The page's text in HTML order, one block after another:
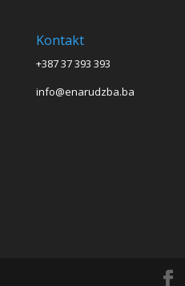
Kontakt
+387 37 393 393
info@enarudzba.ba